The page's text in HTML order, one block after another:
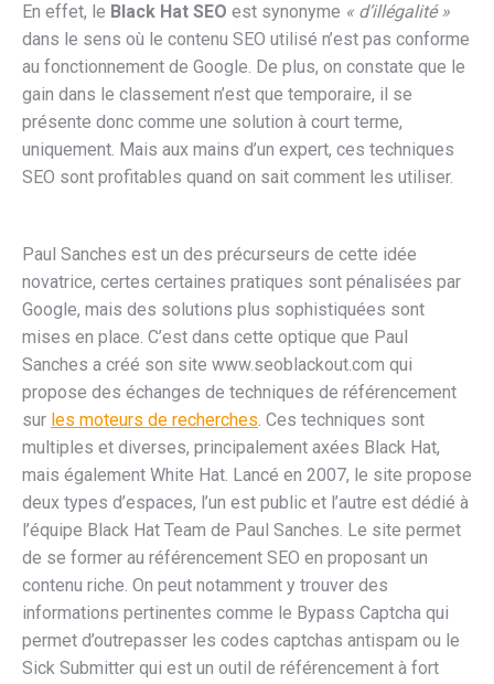
En effet, le Black Hat SEO est synonyme « d’illégalité »
dans le sens où le contenu SEO utilisé n’est pas conforme
au fonctionnement de Google. De plus, on constate que le
gain dans le classement n’est que temporaire, il se
présente donc comme une solution à court terme,
uniquement. Mais aux mains d’un expert, ces techniques
SEO sont profitables quand on sait comment les utiliser.
Paul Sanches est un des précurseurs de cette idée
novatrice, certes certaines pratiques sont pénalisées par
Google, mais des solutions plus sophistiquées sont
mises en place. C’est dans cette optique que Paul
Sanches a créé son site www.seoblackout.com qui
propose des échanges de techniques de référencement
sur les moteurs de recherches. Ces techniques sont
multiples et diverses, principalement axées Black Hat,
mais également White Hat. Lancé en 2007, le site propose
deux types d’espaces, l’un est public et l’autre est dédié à
l’équipe Black Hat Team de Paul Sanches. Le site permet
de se former au référencement SEO en proposant un
contenu riche. On peut notamment y trouver des
informations pertinentes comme le Bypass Captcha qui
permet d’outrepasser les codes captchas antispam ou le
Sick Submitter qui est un outil de référencement à fort